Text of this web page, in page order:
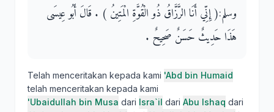
وسلم‏:‏‏(‏ إِنِّي أَنَا الرَّزَّاقُ ذُو الْقُوَّةِ الْمَتِينُ ‏)‏ ‏.‏ قَالَ أَبُو عِيسَى
هَذَا حَدِيثٌ حَسَنٌ صَحِيحٌ ‏.‏
Telah menceritakan kepada kami 'Abd bin Humaid
telah menceritakan kepada kami
'Ubaidullah bin Musa dari Isra`il dari Abu Ishaq dari